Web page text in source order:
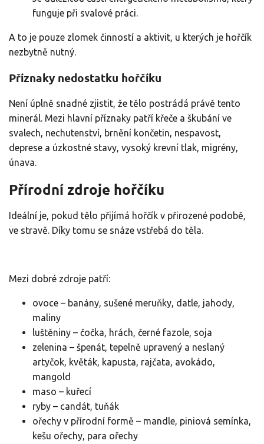
funguje při svalové práci.
A to je pouze zlomek činností a aktivit, u kterých je hořčík
nezbytně nutný.
Příznaky nedostatku hořčíku
Není úplně snadné zjistit, že tělo postrádá právě tento
minerál. Mezi hlavní příznaky patří křeče a škubání ve
svalech, nechutenství, brnění končetin, nespavost,
deprese a úzkostné stavy, vysoký krevní tlak, migrény,
únava.
Přírodní zdroje hořčíku
Ideální je, pokud tělo přijímá hořčík v přirozené podobě,
ve stravě. Díky tomu se snáze vstřebá do těla.
Mezi dobré zdroje patří:
ovoce – banány, sušené meruňky, datle, jahody,
maliny
luštěniny – čočka, hrách, černé fazole, soja
zelenina – špenát, tepelně upravený a neslaný
artyčok, květák, kapusta, rajčata, avokádo,
mangold
maso – kuřecí
ryby – candát, tuňák
ořechy v přírodní formě – mandle, piniová semínka,
kešu ořechy, para ořechy